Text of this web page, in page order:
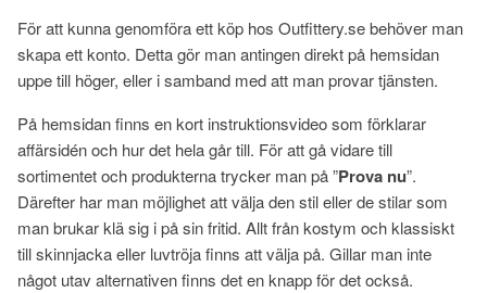
För att kunna genomföra ett köp hos Outfittery.se behöver man
skapa ett konto. Detta gör man antingen direkt på hemsidan
uppe till höger, eller i samband med att man provar tjänsten.
På hemsidan finns en kort instruktionsvideo som förklarar
affärsidén och hur det hela går till. För att gå vidare till
sortimentet och produkterna trycker man på ”Prova nu”.
Därefter har man möjlighet att välja den stil eller de stilar som
man brukar klä sig i på sin fritid. Allt från kostym och klassiskt
till skinnjacka eller luvtröja finns att välja på. Gillar man inte
något utav alternativen finns det en knapp för det också.